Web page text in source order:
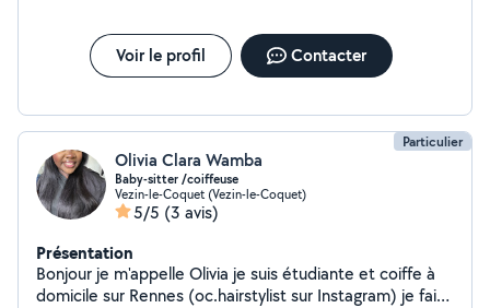
Voir le profil Contacter
Particulier
Olivia Clara Wamba
Baby-sitter /coiffeuse
Vezin-le-Coquet (Vezin-le-Coquet)
5/5 (3 avis)
Présentation
Bonjour je m'appelle Olivia je suis étudiante et coiffe à
domicile sur Rennes (oc.hairstylist sur Instagram) je fais